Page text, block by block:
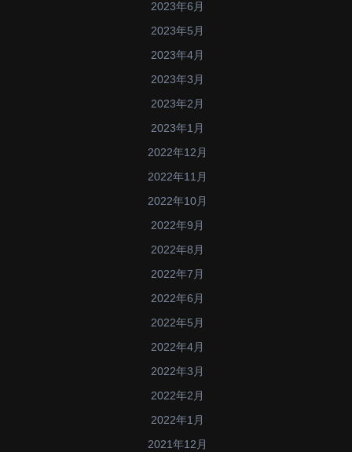
2023年6月
2023年5月
2023年4月
2023年3月
2023年2月
2023年1月
2022年12月
2022年11月
2022年10月
2022年9月
2022年8月
2022年7月
2022年6月
2022年5月
2022年4月
2022年3月
2022年2月
2022年1月
2021年12月